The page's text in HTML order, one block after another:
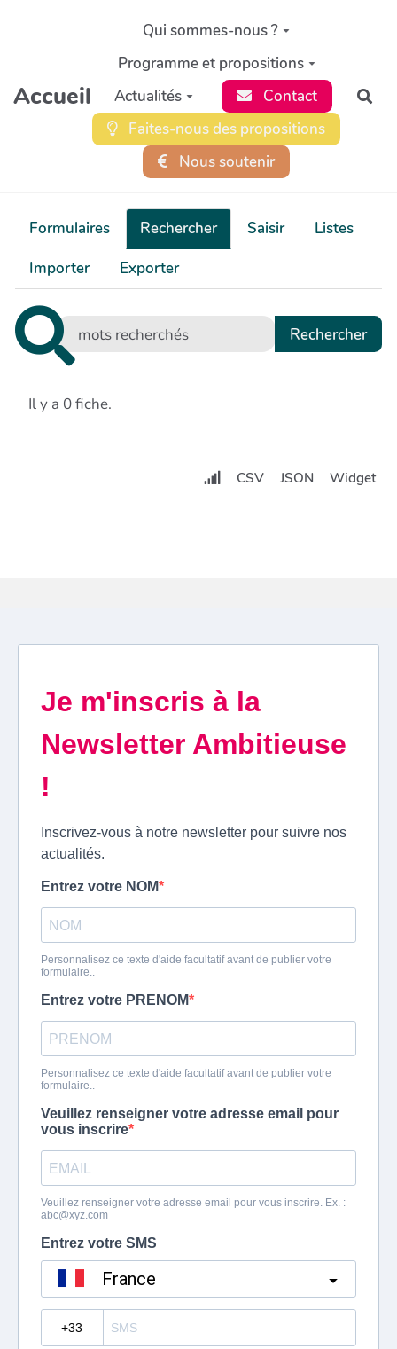
Aller au contenu principal
Accueil
Qui sommes-nous ?
Programme et propositions
Actualités
Contact
Faites-nous des propositions
Nous soutenir
Formulaires Rechercher Saisir
Listes
Importer
Exporter
Il y a 0 fiche.
CSV JSON Widget